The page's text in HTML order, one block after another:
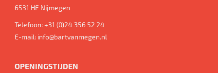
6531 HE Nijmegen
Telefoon:+31 (0)24 356 52 24
E-mail: info@bartvanmegen.nl
OPENINGSTIJDEN